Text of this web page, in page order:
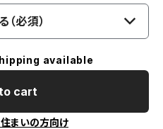
（必須）
available
cart
まいの方向け